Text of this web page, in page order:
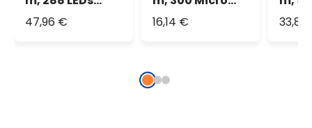
warmweiß
47,96 €
LEDs extra
16,14 €